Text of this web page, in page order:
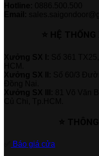
Báo giá cửa